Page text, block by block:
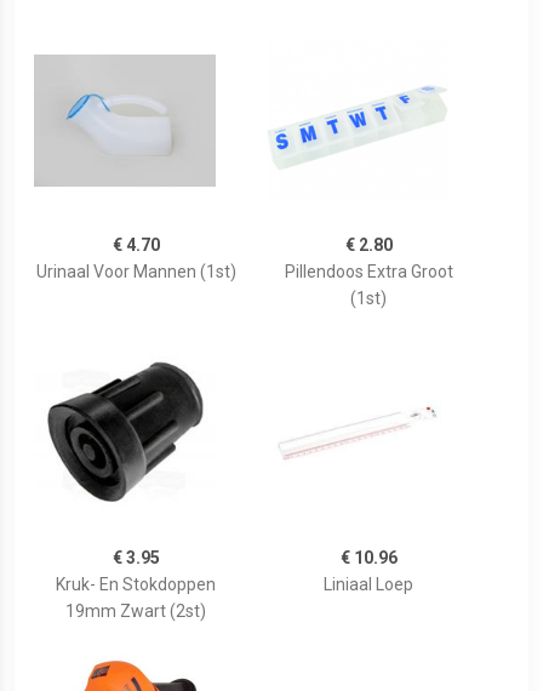
€ 4.70
Urinaal Voor Mannen (1st)
€ 2.80
Pillendoos Extra Groot
(1st)
€ 3.95
Kruk- En Stokdoppen
19mm Zwart (2st)
€ 10.96
Liniaal Loep